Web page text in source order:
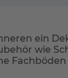
ein
wie